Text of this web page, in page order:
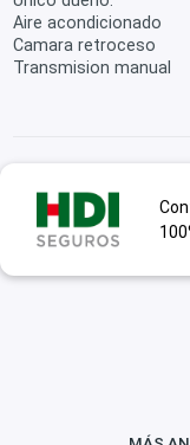
Aire acondicionado
Camara retroceso
Transmision manual